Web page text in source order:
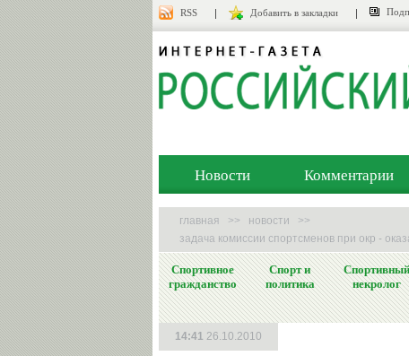
RSS Добавить в закладки
Новости Комментарии
главная >> новости
>>
задача комиссии спортсменов при окр -
Спортивное
гражданство
Спорт и
политика
Спортивный
некролог
14:41 26.10.2010